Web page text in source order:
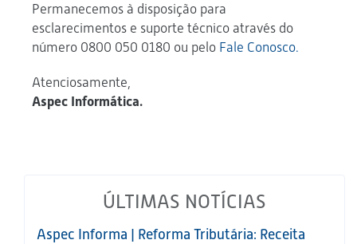
Permanecemos à disposição para
esclarecimentos e suporte técnico através do
número 0800 050 0180 ou pelo Fale Conosco.
Atenciosamente,
Aspec Informática.
ÚLTIMAS NOTÍCIAS
Aspec Informa | Reforma Tributária: Receita